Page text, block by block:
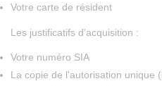
Votre carte de résident
Les justificatifs d'acquisition :
Votre numéro SIA
La copie de l'autorisation unique